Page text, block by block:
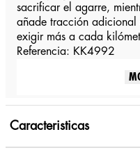
sacrificar el agarre,
añade tracción adicional
exigir más a cada
Referencia: KK4992
Caracteristicas